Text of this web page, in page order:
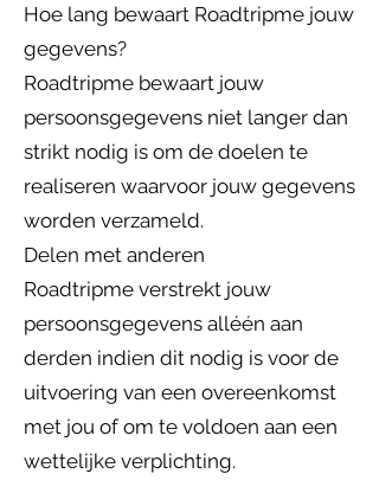
Hoe lang bewaart Roadtripme jouw
gegevens?
Roadtripme bewaart jouw
persoonsgegevens niet langer dan
strikt nodig is om de doelen te
realiseren waarvoor jouw gegevens
worden verzameld.
Delen met anderen
Roadtripme verstrekt jouw
persoonsgegevens alléén aan
derden indien dit nodig is voor de
uitvoering van een overeenkomst
met jou of om te voldoen aan een
wettelijke verplichting.